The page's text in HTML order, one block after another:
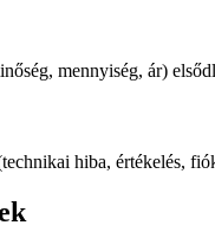
mennyiség, ár)
hiba, értékelés,